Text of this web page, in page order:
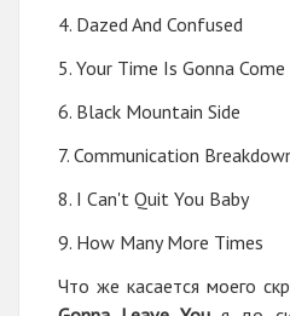
4. Dazed And Confused
5. Your Time Is Gonna Come
6. Black Mountain Side
7. Communication
8. I Can't Quit You Baby
9. How Many More Times
Что же касается моего